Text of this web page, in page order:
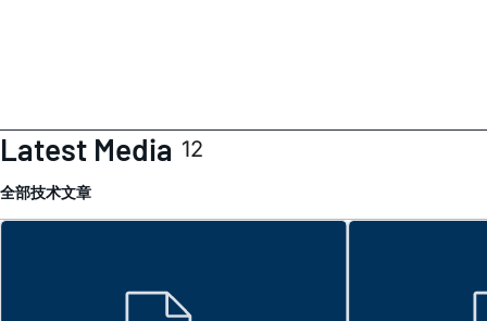
Latest Media 12
全部技术文章